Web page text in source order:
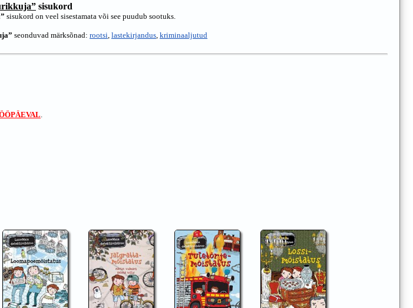
sisukord
sisukord on veel sisestamata või see puudub sootuks.
seonduvad märksõnad: rootsi, lastekirjandus, kriminaaljutud
.